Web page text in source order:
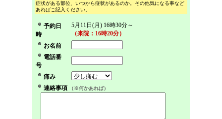
症状がある部位、いつから症状があるのか。その他気になる事など
あればご記入ください。
予約日
時
5月11日(月) 16時30分～
（来院：16時20分）
お名前
電話番
号
痛み
連絡事項
（※何かあれば）